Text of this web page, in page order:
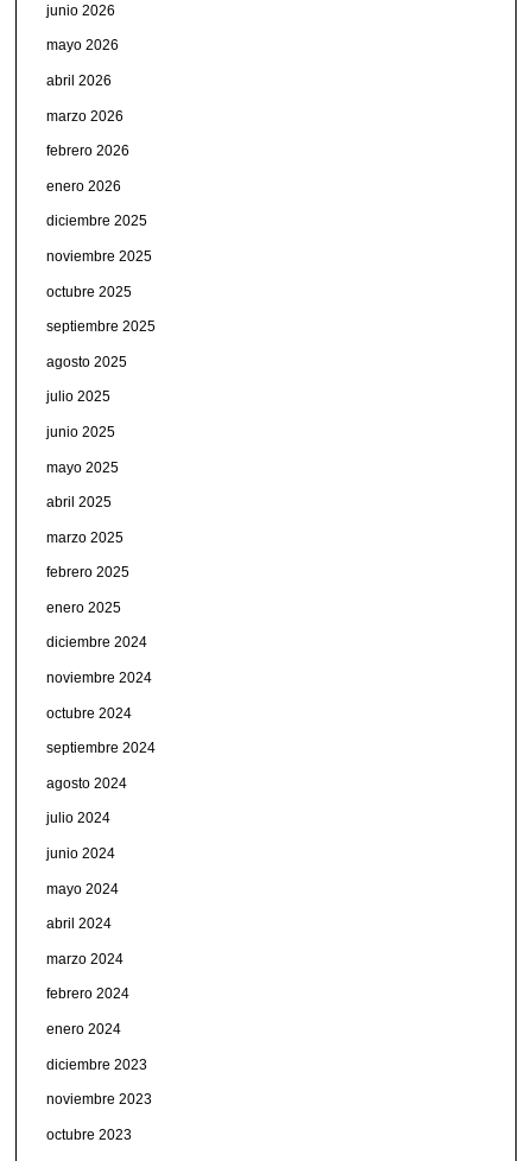
junio 2026
mayo 2026
abril 2026
marzo 2026
febrero 2026
enero 2026
diciembre 2025
noviembre 2025
octubre 2025
septiembre 2025
agosto 2025
julio 2025
junio 2025
mayo 2025
abril 2025
marzo 2025
febrero 2025
enero 2025
diciembre 2024
noviembre 2024
octubre 2024
septiembre 2024
agosto 2024
julio 2024
junio 2024
mayo 2024
abril 2024
marzo 2024
febrero 2024
enero 2024
diciembre 2023
noviembre 2023
octubre 2023